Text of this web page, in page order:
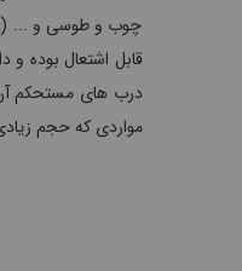
چوب و طوسی و ... (به
درب های مستحکم
مواردی که حجم